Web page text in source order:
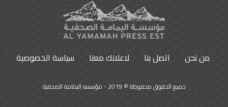
من نحن اتصل بنا لاعلانك معنا سياسة الخصوصية
جميع الحقوق محفوظة © 2019 - مؤسسه اليمامة الصحفية